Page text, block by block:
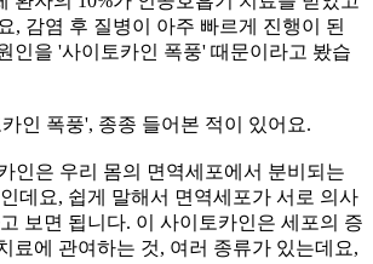
, 감염 후 질병이 아주 빠르게 진행이 된
인을 '사이토카인 폭풍' 때문이라고 봤습
인 폭풍', 종종 들어본 적이 있어요.
인은 우리 몸의 면역세포에서 분비되는
데요, 쉽게 말해서 면역세포가 서로 의사
보면 됩니다. 이 사이토카인은 세포의 증
료에 관여하는 것, 여러 종류가 있는데요,